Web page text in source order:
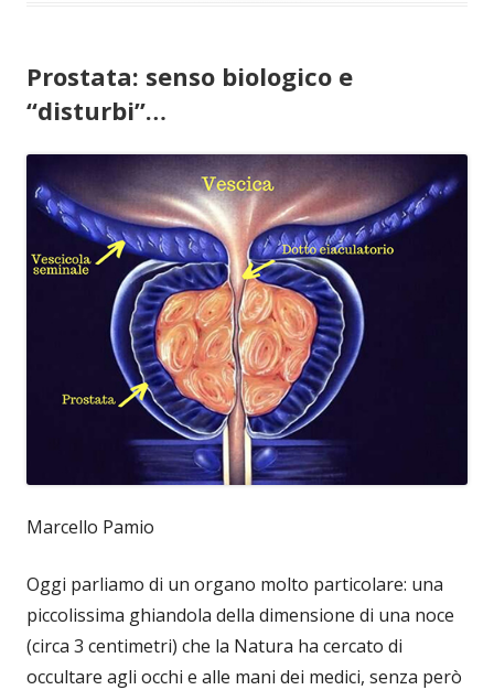
Prostata: senso biologico e
“disturbi”…
Marcello Pamio
Oggi parliamo di un organo molto particolare: una
piccolissima ghiandola della dimensione di una noce
(circa 3 centimetri) che la Natura ha cercato di
occultare agli occhi e alle mani dei medici, senza però